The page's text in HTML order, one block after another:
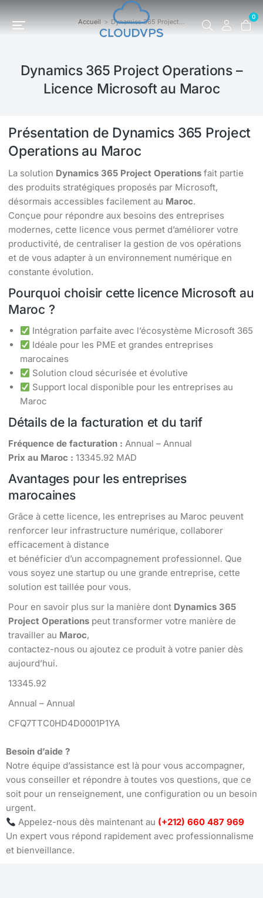
0
Vous êtes ici : Accueil Dynamics 365 Project…
Dynamics 365 Project Operations –
Licence Microsoft au Maroc
Présentation de Dynamics 365 Project
Operations au Maroc
La solution Dynamics 365 Project Operations fait partie
des produits stratégiques proposés par Microsoft,
désormais accessibles facilement au Maroc.
Conçue pour répondre aux besoins des entreprises
modernes, cette licence vous permet d’améliorer votre
productivité, de centraliser la gestion de vos opérations
et de vous adapter à un environnement numérique en
constante évolution.
Pourquoi choisir cette licence Microsoft au
Maroc ?
Intégration parfaite avec l’écosystème Microsoft 365
Idéale pour les PME et grandes entreprises
marocaines
Solution cloud sécurisée et évolutive
Support local disponible pour les entreprises au
Maroc
Détails de la facturation et du tarif
Fréquence de facturation : Annual – Annual
Prix au Maroc : 13345.92 MAD
Avantages pour les entreprises
marocaines
Grâce à cette licence, les entreprises au Maroc peuvent
renforcer leur infrastructure numérique, collaborer
efficacement à distance
et bénéficier d’un accompagnement professionnel. Que
vous soyez une startup ou une grande entreprise, cette
solution est taillée pour vous.
Pour en savoir plus sur la manière dont Dynamics 365
Project Operations peut transformer votre manière de
travailler au Maroc,
contactez-nous ou ajoutez ce produit à votre panier dès
aujourd’hui.
13345.92
Annual – Annual
CFQ7TTC0HD4D0001P1YA
Besoin d’aide ?
Notre équipe d’assistance est là pour vous accompagner,
vous conseiller et répondre à toutes vos questions, que ce
soit pour un renseignement, une configuration ou un besoin
urgent.
Appelez-nous dès maintenant au (+212) 660 487 969
Un expert vous répond rapidement avec professionnalisme
et bienveillance.